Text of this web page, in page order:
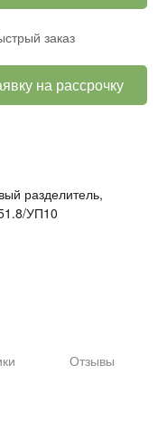
заказ
на рассрочку
разделитель,
УП10
Отзывы